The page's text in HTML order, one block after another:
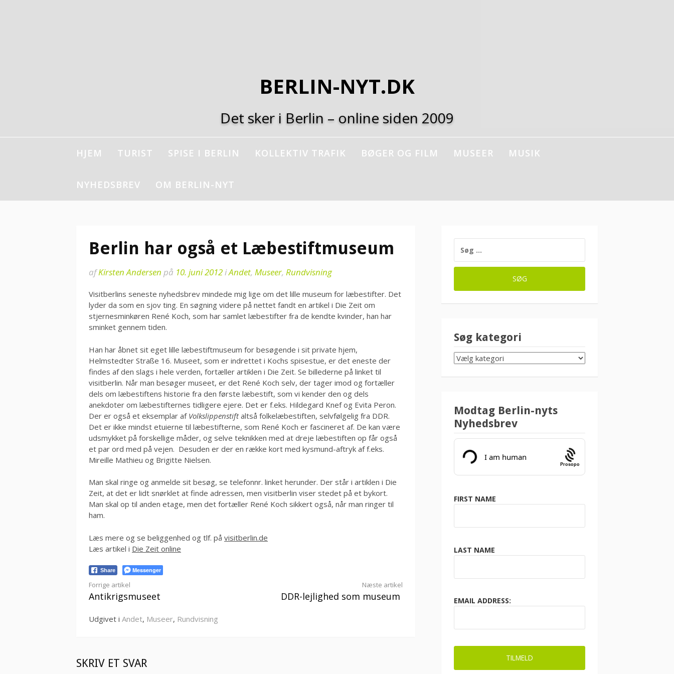
BERLIN-NYT.DK
Det sker i Berlin – online siden 2009
HJEM TURIST SPISE I BERLIN KOLLEKTIV TRAFIK BØGER OG FILM MUSEER MUSIK
NYHEDSBREV OM BERLIN-NYT
Berlin har også et Læbestiftmuseum
afKirsten Andersen på 10. juni 2012iAndet, Museer, Rundvisning
Visitberlins seneste nyhedsbrev mindede mig lige om det lille museum for læbestifter. Det
lyder da som en sjov ting. En søgning videre på nettet fandt en artikel i Die Zeit om
stjernesminkøren René Koch, som har samlet læbestifter fra de kendte kvinder, han har
sminket gennem tiden.
Han har åbnet sit eget lille læbestiftmuseum for besøgende i sit private hjem,
Helmstedter Straße 16. Museet, som er indrettet i Kochs spisestue, er det eneste der
findes af den slags i hele verden, fortæller artiklen i Die Zeit. Se billederne på linket til
visitberlin. Når man besøger museet, er det René Koch selv, der tager imod og fortæller
dels om læbestiftens historie fra den første læbestift, som vi kender den og dels
anekdoter om læbestifternes tidligere ejere. Det er f.eks. Hildegard Knef og Evita Peron.
Der er også et eksemplar af Volkslippenstiftaltså folkelæbestiften, selvfølgelig fra DDR.
Det er ikke mindst etuierne til læbestifterne, som René Koch er fascineret af. De kan være
udsmykket på forskellige måder, og selve teknikken med at dreje læbestiften op får også
et par ord med på vejen. Desuden er der en række kort med kysmund-aftryk af f.eks.
Mireille Mathieu og Brigitte Nielsen.
Man skal ringe og anmelde sit besøg, se telefonnr. linket herunder. Der står i artiklen i Die
Zeit, at det er lidt snørklet at finde adressen, men visitberlin viser stedet på et bykort.
Man skal op til anden etage, men det fortæller René Koch sikkert også, når man ringer til
ham.
Læs mere og se beliggenhed og tlf. på visitberlin.de
Læs artikel i Die Zeit online
Share Messenger
Læs
videre
Forrige artikel
Antikrigsmuseet
Næste artikel
DDR-lejlighed som museum
Udgivet i Andet, Museer, Rundvisning
SKRIV ET SVAR
EFTER:
Søg kategori
SØG
KATEGORI
Modtag Berlin-nyts
Nyhedsbrev
Prosopo
FIRST NAME
LAST NAME
EMAIL ADDRESS: